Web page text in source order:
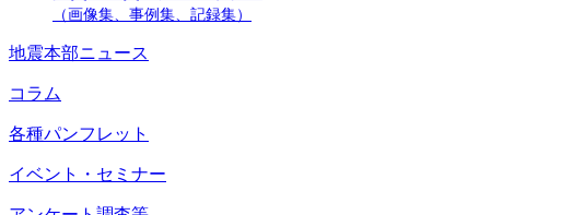
（画像集、事例集、記録集）
地震本部ニュース
コラム
各種パンフレット
イベント・セミナー